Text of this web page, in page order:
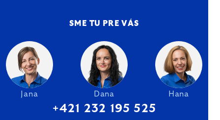
SME TU PRE VÁS
Jana Dana Hana
+421 232 195 525